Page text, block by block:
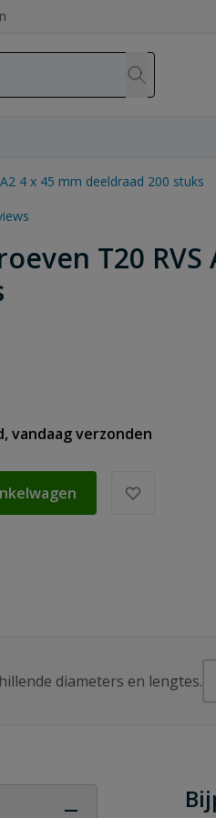
4 x 45 mm deeldraad 200 stuks
T20 RVS
vandaag verzonden
diameters en lengtes.